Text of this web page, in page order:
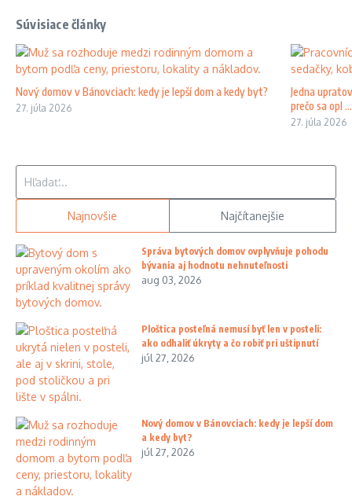
Súvisiace články
Nový domov v Bánovciach: kedy je lepší dom a kedy byt?
27. júla 2026
Jedna
prečo sa opl ...
27. júla 2026
Najnovšie Najčítanejšie
Správa bytových domov ovplyvňuje pohodu
bývania aj hodnotu nehnuteľnosti
aug 03, 2026
Ploštica posteľná nemusí byť len v posteli:
ako odhaliť úkryty a čo robiť pri uštipnutí
júl 27, 2026
Nový domov v Bánovciach: kedy je lepší dom
a kedy byt?
júl 27, 2026